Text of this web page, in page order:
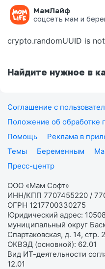
МамЛайф
соцсеть мам и
Ошибка на
crypto.randomUUID is
Найдите нужное в
Соглашение с
Положение об обработке
Помощь
Реклама в
Темы
Беременным
Пресс-центр
ООО «Мам Софт»
ИНН/КПП 7707455220 /
ОГРН 1217700330275
Юридический адрес:
муниципальный округ
Спартаковская, д. 14,
ОКВЭД (основной): 62.01
Вид ИТ-деятельности
12.01